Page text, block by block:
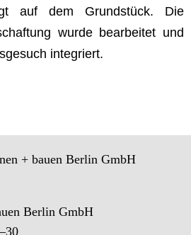
auf dem Grundstück. Die
wurde bearbeitet und
integriert.
+ bauen Berlin GmbH
Berlin GmbH